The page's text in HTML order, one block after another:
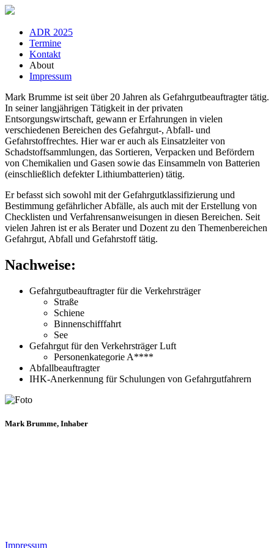
ADR 2025
Termine
Kontakt
About
Impressum
Mark Brumme ist seit über 20 Jahren als Gefahrgutbeauftragter tätig.
In seiner langjährigen Tätigkeit in der privaten
Entsorgungswirtschaft, gewann er Erfahrungen in vielen
verschiedenen Bereichen des Gefahrgut-, Abfall- und
Gefahrstoffrechtes. Hier war er auch als Einsatzleiter von
Schadstoffsammlungen, das Sortieren, Verpacken und Befördern
von Chemikalien und Gasen sowie das Einsammeln von Batterien
(einschließlich defekter Lithiumbatterien) tätig.
Er befasst sich sowohl mit der Gefahrgutklassifizierung und
Bestimmung gefährlicher Abfälle, als auch mit der Erstellung von
Checklisten und Verfahrensanweisungen in diesen Bereichen. Seit
vielen Jahren ist er als Berater und Dozent zu den Themenbereichen
Gefahrgut, Abfall und Gefahrstoff tätig.
Nachweise:
Gefahrgutbeauftragter für die Verkehrsträger
Straße
Schiene
Binnenschifffahrt
See
Gefahrgut für den Verkehrsträger Luft
Personenkategorie A****
Abfallbeauftragter
IHK-Anerkennung für Schulungen von Gefahrgutfahrern
Mark Brumme, Inhaber
Impressum